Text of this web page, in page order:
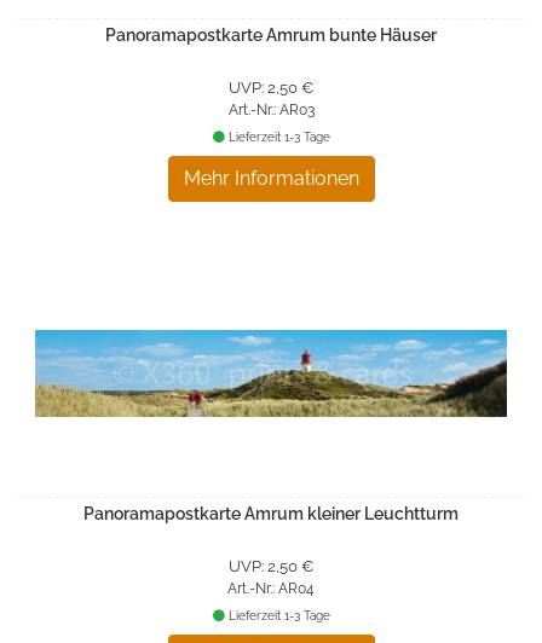
Panoramapostkarte Amrum bunte Häuser
UVP: 2,50 €
Art.-Nr.: AR03
Mehr Informationen
Lieferzeit 1-3 Tage
Panoramapostkarte Amrum kleiner Leuchtturm
UVP: 2,50 €
Art.-Nr.: AR04
Lieferzeit 1-3 Tage